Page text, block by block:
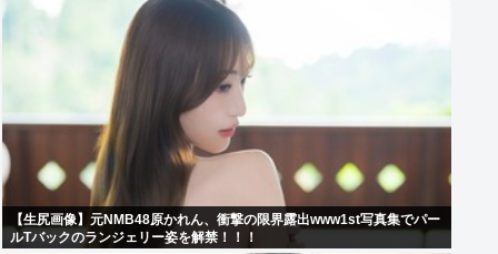
【生尻画像】元NMB48原かれん、衝撃の限界露出www1st写真集でパー
ルTバックのランジェリー姿を解禁！！！